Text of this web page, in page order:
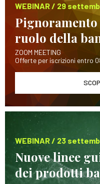
WEBINAR / 29
ruolo della
ZOOM MEETING
Offerte per iscrizioni entro
WEBINAR / 23
Nuove linee
dei prodotti